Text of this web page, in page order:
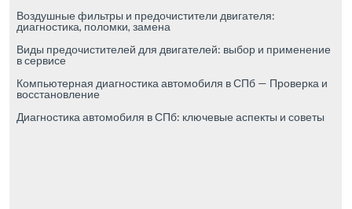
Воздушные фильтры и предочистители двигателя:
диагностика, поломки, замена
Виды предочистителей для двигателей: выбор и применение
в сервисе
Компьютерная диагностика автомобиля в СПб — Проверка и
восстановление
Диагностика автомобиля в СПб: ключевые аспекты и советы